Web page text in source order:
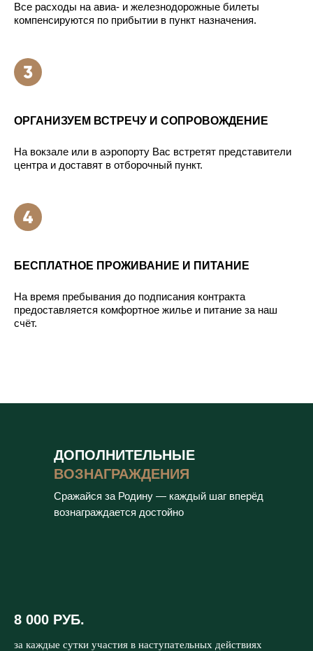
Все расходы на авиа- и железнодорожные билеты
компенсируются по прибытии в пункт назначения.
ОРГАНИЗУЕМ ВСТРЕЧУ И СОПРОВОЖДЕНИЕ
На вокзале или в аэропорту Вас встретят представители
центра и доставят в отборочный пункт.
БЕСПЛАТНОЕ ПРОЖИВАНИЕ И ПИТАНИЕ
На время пребывания до подписания контракта
предоставляется комфортное жилье и питание за наш
счёт.
ДОПОЛНИТЕЛЬНЫЕ
ВОЗНАГРАЖДЕНИЯ
Сражайся за Родину — каждый шаг вперёд
вознаграждается достойно
8 000 РУБ.
за каждые сутки участия в наступательных действиях